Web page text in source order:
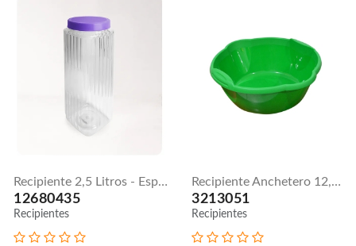
Recipiente 2,5 Litros - Espaguetero
12680435
Recipientes
Recipiente Anchetero 12,5 Litros
3213051
Recipientes